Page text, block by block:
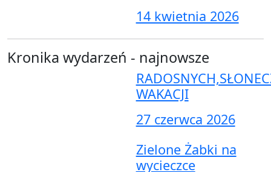
14 kwietnia 2026
Kronika wydarzeń - najnowsze
WAKACJI
27 czerwca 2026
Zielone Żabki na
wycieczce